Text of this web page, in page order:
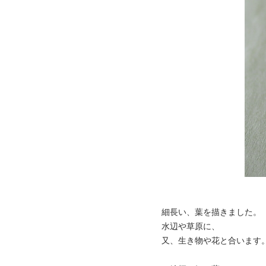
細長い、葉を描きました。
水辺や草原に、
又、生き物や花と合います